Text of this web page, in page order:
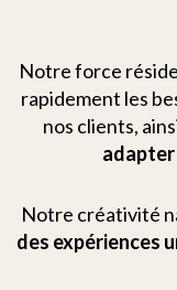
Notre force
rapidement les
nos clients,
Notre créativité
des expériences